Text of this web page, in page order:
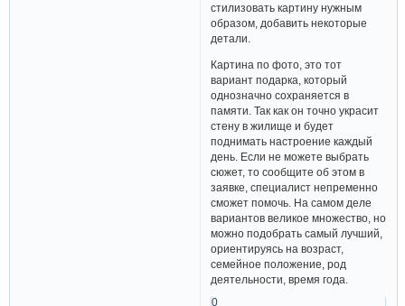
стилизовать картину нужным
образом, добавить некоторые
детали.
Картина по фото, это тот
вариант подарка, который
однозначно сохраняется в
памяти. Так как он точно украсит
стену в жилище и будет
поднимать настроение каждый
день. Если не можете выбрать
сюжет, то сообщите об этом в
заявке, специалист непременно
сможет помочь. На самом деле
вариантов великое множество, но
можно подобрать самый лучший,
ориентируясь на возраст,
семейное положение, род
деятельности, время года.
0